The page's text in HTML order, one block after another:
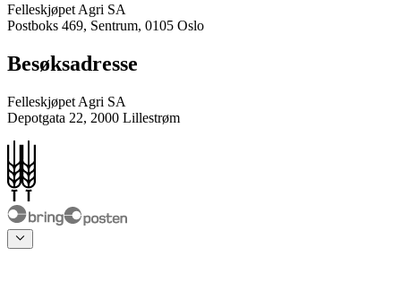
Felleskjøpet Agri SA
Postboks 469, Sentrum, 0105 Oslo
Besøksadresse
Felleskjøpet Agri SA
Depotgata 22, 2000 Lillestrøm